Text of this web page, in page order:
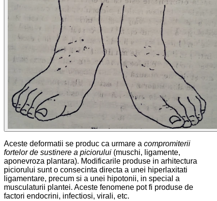
Aceste deformatii se produc ca urmare a compromiterii
fortelor de sustinere a piciorului (muschi, ligamente,
aponevroza plantara). Modificarile produse in arhitectura
piciorului sunt o consecinta directa a unei hiperlaxitati
ligamentare, precum si a unei hipotonii, in special a
musculaturii plantei. Aceste fenomene pot fi produse de
factori endocrini, infectiosi, virali, etc.